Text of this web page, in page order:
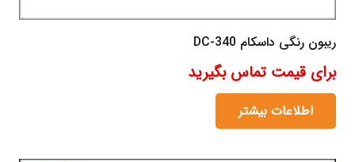
ریبون رنگی داسکام DC-340
برای قیمت تماس بگیرید
اطلاعات بیشتر